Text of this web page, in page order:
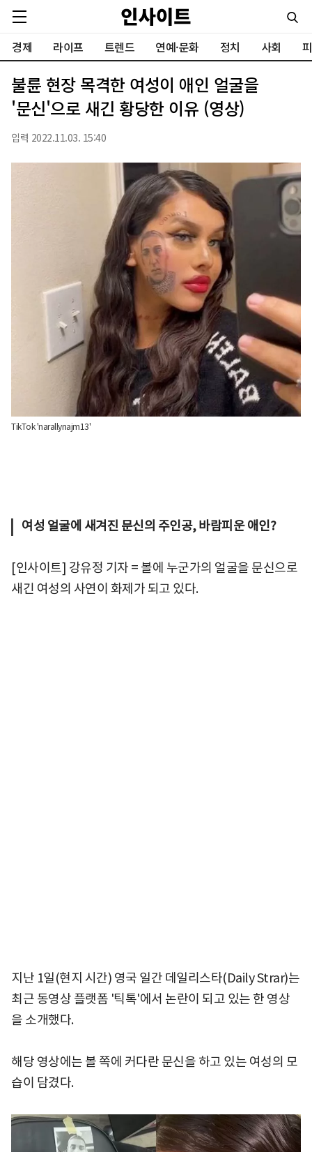
경제 라이프 트렌드 연예·문화 정치 사회
불륜 현장 목격한 여성이 애인 얼굴을
'문신'으로 새긴 황당한 이유 (영상)
입력 2022.11.03. 15:40
TikTok 'narallynajm13'
여성 얼굴에 새겨진 문신의 주인공, 바람피운 애인?
[인사이트] 강유정 기자 = 볼에 누군가의 얼굴을 문신으로
새긴 여성의 사연이 화제가 되고 있다.
지난 1일(현지 시간) 영국 일간 데일리스타(Daily Strar)는
최근 동영상 플랫폼 '틱톡'에서 논란이 되고 있는 한 영상
을 소개했다.
해당 영상에는 볼 쪽에 커다란 문신을 하고 있는 여성의 모
습이 담겼다.